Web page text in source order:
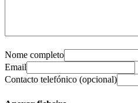
Nome completo
Email
Contacto telefónico (opcional)